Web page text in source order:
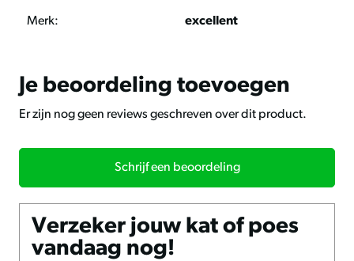
te geven dankzij de brokjesvorm.
Kruidensupplement op
natuurlijke basis
Parex, een kruidensupplement op natuurlijke basis zonder
chemische toevoegingen.
Voor- en nadelen
Voordelen:
Merk: excellent
Je beoordeling toevoegen
Er zijn nog geen reviews geschreven over dit product.
Schrijf een beoordeling
Verzeker jouw kat of poes
vandaag nog!